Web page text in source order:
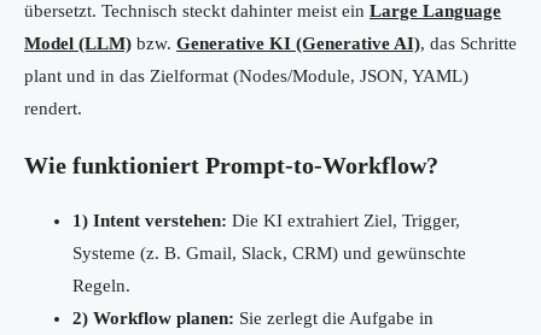
übersetzt. Technisch steckt dahinter meist ein Large Language
Model (LLM) bzw. Generative KI (Generative AI), das Schritte
plant und in das Zielformat (Nodes/Module, JSON, YAML)
rendert.
Wie funktioniert Prompt-to-Workflow?
1) Intent verstehen: Die KI extrahiert Ziel, Trigger,
Systeme (z. B. Gmail, Slack, CRM) und gewünschte
Regeln.
2) Workflow planen: Sie zerlegt die Aufgabe in